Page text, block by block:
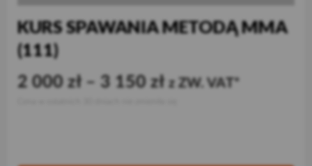
KURS SPAWANIA METODĄ MMA
(111)
2 000 zł – 3 150 zł z ZW. VAT